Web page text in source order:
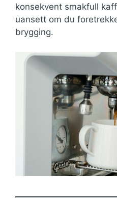
konsekvent smakfull
uansett om du
brygging.